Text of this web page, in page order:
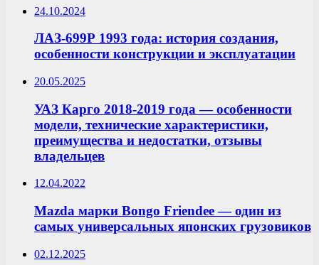
24.10.2024
ЛАЗ-699Р 1993 года: история создания,
особенности конструкции и эксплуатации
20.05.2025
УАЗ Карго 2018-2019 года — особенности
модели, технические характеристики,
преимущества и недостатки, отзывы
владельцев
12.04.2022
Mazda марки Bongo Friendee — один из
самых универсальных японских грузовиков
02.12.2025